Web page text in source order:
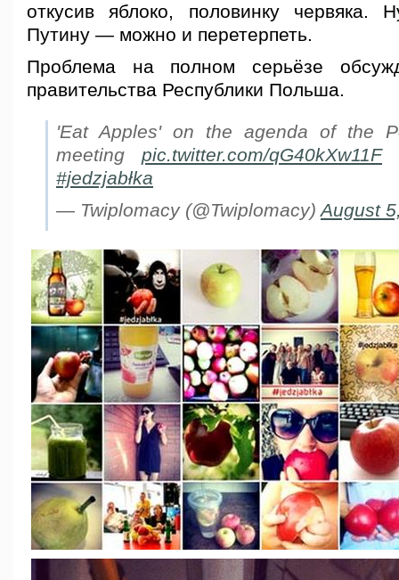
откусив яблоко, половинку червяка.
Путину — можно и перетерпеть.
Проблема на полном серьёзе
правительства Республики Польша.
'Eat Apples' on the agenda of the
meeting pic.twitter.com/qG40kXw11F
#jedzjabłka
— Twiplomacy (@Twiplomacy)August